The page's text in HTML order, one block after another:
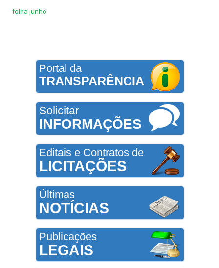
folha junho
Portal da
TRANSPARÊNCIA
Solicitar
INFORMAÇÕES
Editais e Contratos de
LICITAÇÕES
Últimas
NOTÍCIAS
Publicações
LEGAIS